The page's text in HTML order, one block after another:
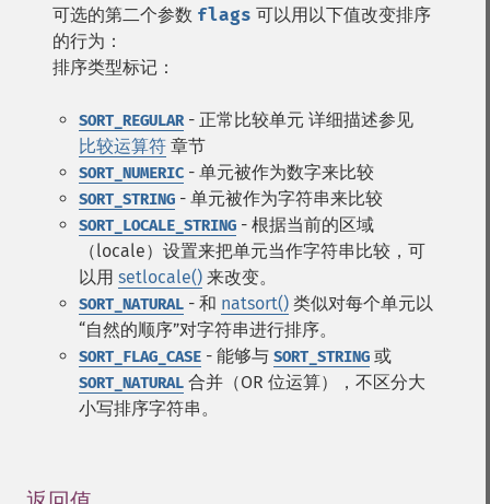
可选的第二个参数 flags 可以用以下值改变排序
的行为：
排序类型标记：
SORT_REGULAR- 正常比较单元 详细描述参见
比较运算符 章节
SORT_NUMERIC - 单元被作为数字来比较
SORT_STRING - 单元被作为字符串来比较
SORT_LOCALE_STRING - 根据当前的区域
（locale）设置来把单元当作字符串比较，可
以用 setlocale() 来改变。
SORT_NATURAL - 和 natsort() 类似对每个单元以
“自然的顺序”对字符串进行排序。
SORT_FLAG_CASE - 能够与 SORT_STRING 或
SORT_NATURAL 合并（OR 位运算），不区分大
小写排序字符串。